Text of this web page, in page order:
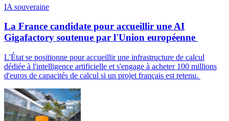
IA souveraine
La France candidate pour accueillir une AI
Gigafactory soutenue par l'Union européenne
L'État se positionne pour accueillir une infrastructure de calcul
dédiée à l'intelligence artificielle et s'engage à acheter 100 millions
d'euros de capacités de calcul si un projet français est retenu.